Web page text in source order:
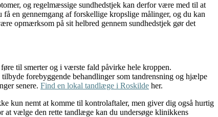
og regelmæssige sundhedstjek kan derfor være med til at
en gennemgang af forskellige kropslige målinger, og du kan
opmærksom på sit helbred gennem sundhedstjek gør det
til smerter og i værste fald påvirke hele kroppen.
forebyggende behandlinger som tandrensning og hjælpe
senere. Find en lokal tandlæge i Roskilde her.
kun nemt at komme til kontrolaftaler, men giver dig også hurtig
vælge den rette tandlæge kan du undersøge klinikkens